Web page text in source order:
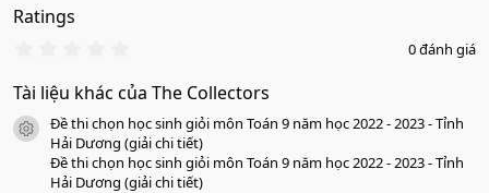
Ratings
0
0
a
o
0 đánh giá
Tài liệu khác của The Collectors
icon tài liệu
Đề thi chọn học sinh giỏi môn Toán 9 năm học 2022 - 2023 - Tỉnh
Hải Dương (giải chi tiết)
Đề thi chọn học sinh giỏi môn Toán 9 năm học 2022 - 2023 - Tỉnh
Hải Dương (giải chi tiết)